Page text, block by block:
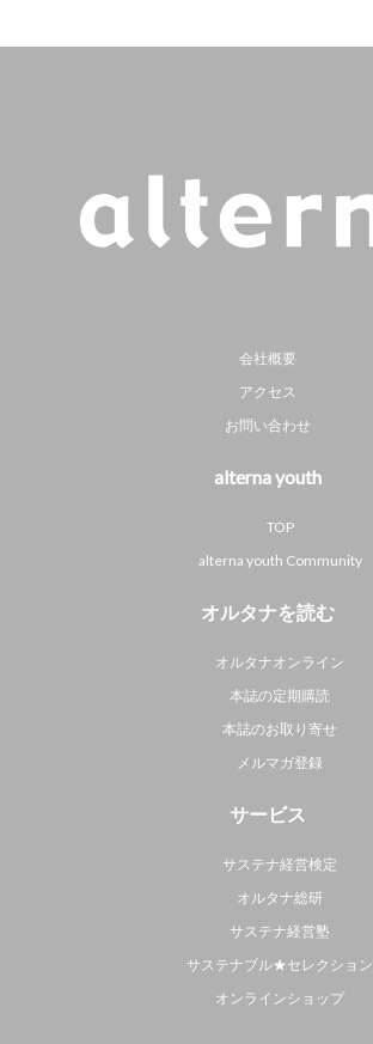
会社概要
アクセス
お問い合わせ
alterna youth
TOP
alterna youth Community
オルタナを読む
オルタナオンライン
本誌の定期購読
本誌のお取り寄せ
メルマガ登録
サービス
サステナ経営検定
オルタナ総研
サステナ経営塾
サステナブル★セレクション
オンラインショップ